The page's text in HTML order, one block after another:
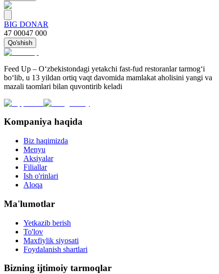
BIG DONAR
47 00047 000
Qo'shish
Feed Up – O‘zbekistondagi yetakchi fast-fud restoranlar tarmog‘i
bo‘lib, u 13 yildan ortiq vaqt davomida mamlakat aholisini yangi va
mazali taomlari bilan quvontirib keladi
Kompaniya haqida
Biz haqimizda
Menyu
Aksiyalar
Filiallar
Ish o'rinlari
Aloqa
Ma'lumotlar
Yetkazib berish
To'lov
Maxfiylik siyosati
Foydalanish shartlari
Bizning ijtimoiy tarmoqlar